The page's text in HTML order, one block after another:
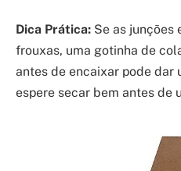
Dica Prática: Se as junções
frouxas, uma gotinha de
antes de encaixar pode dar
espere secar bem antes de